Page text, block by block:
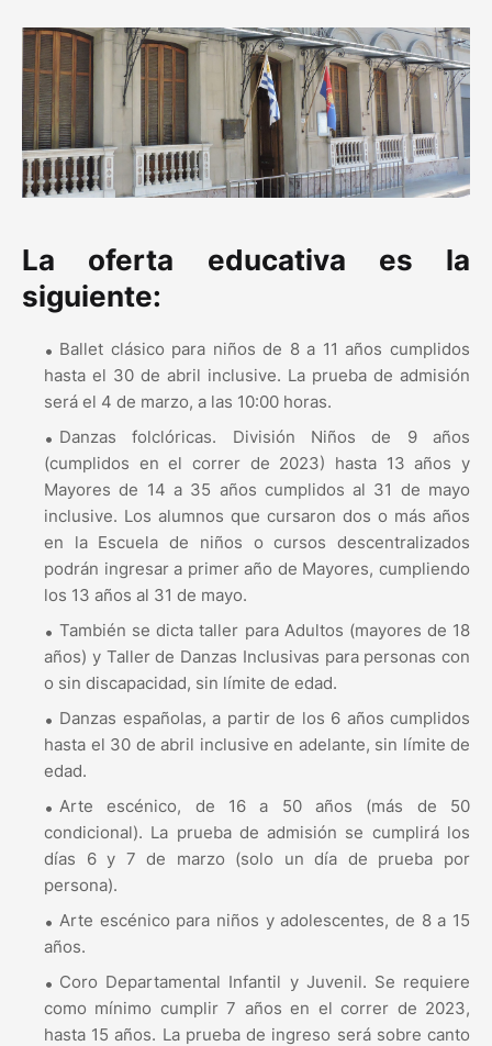
La oferta educativa es la
siguiente:
Ballet clásico para niños de 8 a 11 años cumplidos
hasta el 30 de abril inclusive. La prueba de admisión
será el 4 de marzo, a las 10:00 horas.
Danzas folclóricas. División Niños de 9 años
(cumplidos en el correr de 2023) hasta 13 años y
Mayores de 14 a 35 años cumplidos al 31 de mayo
inclusive. Los alumnos que cursaron dos o más años
en la Escuela de niños o cursos descentralizados
podrán ingresar a primer año de Mayores, cumpliendo
los 13 años al 31 de mayo.
También se dicta taller para Adultos (mayores de 18
años) y Taller de Danzas Inclusivas para personas con
o sin discapacidad, sin límite de edad.
Danzas españolas, a partir de los 6 años cumplidos
hasta el 30 de abril inclusive en adelante, sin límite de
edad.
Arte escénico, de 16 a 50 años (más de 50
condicional). La prueba de admisión se cumplirá los
días 6 y 7 de marzo (solo un día de prueba por
persona).
Arte escénico para niños y adolescentes, de 8 a 15
años.
Coro Departamental Infantil y Juvenil. Se requiere
como mínimo cumplir 7 años en el correr de 2023,
hasta 15 años. La prueba de ingreso será sobre canto